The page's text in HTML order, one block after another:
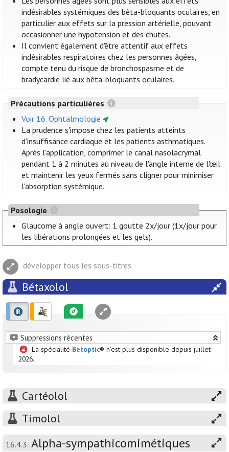
indésirables systémiques des bêta-bloquants oculaires, en
particulier aux effets sur la pression artérielle, pouvant
occasionner une hypotension et des chutes.
Il convient également d'être attentif aux effets
indésirables respiratoires chez les personnes âgées,
compte tenu du risque de bronchospasme et de
bradycardie lié aux bêta-bloquants oculaires.
Précautions particulières
Voir 16. Ophtalmologie
La prudence s'impose chez les patients atteints
d'insuffisance cardiaque et les patients asthmatiques.
Après l'application, comprimer le canal nasolacrymal
pendant 1 à 2 minutes au niveau de l'angle interne de l'œil
et maintenir les yeux fermés sans cligner pour minimiser
l'absorption systémique.
Posologie
Glaucome à angle ouvert: 1 goutte 2x/jour (1x/jour pour
les libérations prolongées et les gels).
développer tous les sous-titres
Bétaxolol
Suppressions récentes
La spécialité Betoptic® n’est plus disponible depuis juillet
2026.
Cartéolol
Timolol
16.4.3. Alpha-sympathicomimétiques